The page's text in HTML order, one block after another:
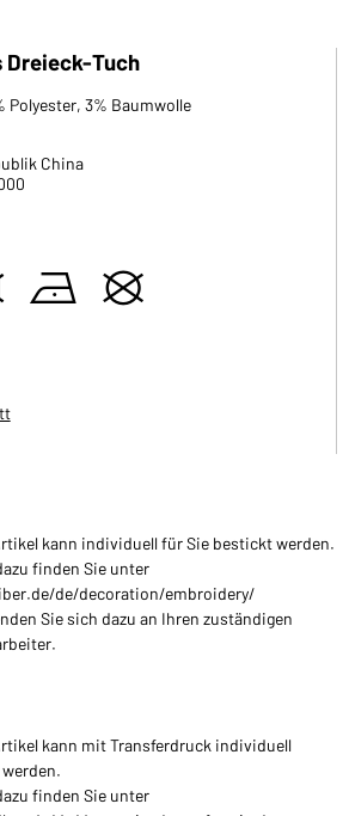
Tuch
Polyester, 3% Baumwolle
China
n U
kann individuell für Sie bestickt werden.
finden Sie unter
de/decoration/embroidery/
Sie sich dazu an Ihren zuständigen
kann mit Transferdruck individuell
finden Sie unter